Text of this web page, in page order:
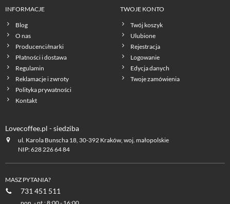
INFORMACJE
Blog
O nas
Producenci/marki
Płatności i dostawa
Regulamin
Reklamacje i zwroty
Polityka prywatności
Kontakt
TWOJE KONTO
Twój koszyk
Ulubione
Rejestracja
Logowanie
Edycja danych
Twoje zamówienia
Lovecoffee.pl - siedziba
ul. Karola Bunscha 18, 30-392 Kraków, woj. małopolskie
NIP: 628 226 64 84
MASZ PYTANIA?
731 451 511